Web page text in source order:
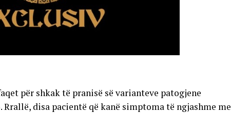
për shkak të pranisë së varianteve patogjene
Rrallë, disa pacientë që kanë simptoma të ngjashme me